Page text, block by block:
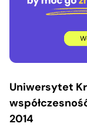
Uniwersytet
2014